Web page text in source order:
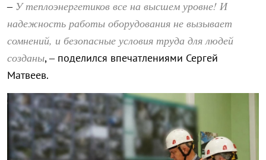
– У теплоэнергетиков все на высшем уровне! И
надежность работы оборудования не вызывает
сомнений, и безопасные условия труда для людей
созданы, – поделился впечатлениями Сергей
Матвеев.